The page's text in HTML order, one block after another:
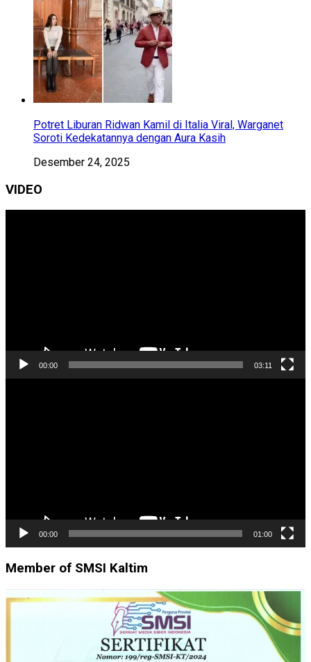
Potret Liburan Ridwan Kamil di Italia Viral, Warganet
Soroti Kedekatannya dengan Aura Kasih
Desember 24, 2025
VIDEO
00:00 03:11
00:00 01:00
Member of SMSI Kaltim